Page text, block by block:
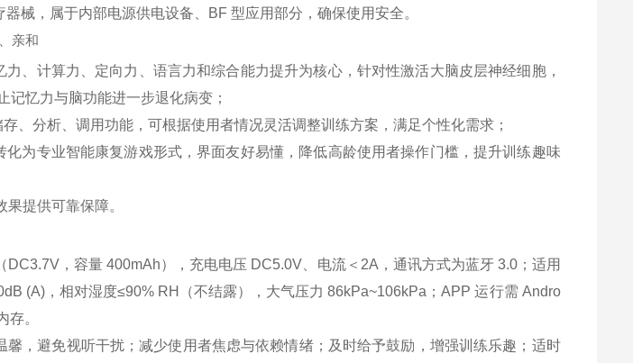
器械，属于内部电源供电设备、BF 型应用部分，确保使用安全。
亲和
力、计算力、定向力、语言力和综合能力提升为核心，针对性激活大脑皮层神经细胞，
记忆力与脑功能进一步退化病变；
存、分析、调用功能，可根据使用者情况灵活调整训练方案，满足个性化需求；
化为专业智能康复游戏形式，界面友好易懂，降低高龄使用者操作门槛，提升训练趣味
果提供可靠保障。
DC3.7V，容量 400mAh），充电电压 DC5.0V、电流＜2A，通讯方式为蓝牙 3.0；适用
(A)，相对湿度≤90% RH（不结露），大气压力 86kPa~106kPa；APP 运行需 Andro
存。
馨，避免视听干扰；减少使用者焦虑与依赖情绪；及时给予鼓励，增强训练乐趣；适时